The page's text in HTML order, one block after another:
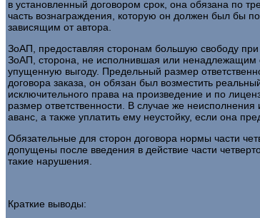
в установленный договором срок, она обязана по
часть вознаграждения, которую он должен был бы
зависящим от автора.
ЗоАП, предоставляя сторонам большую свободу при
ЗоАП, сторона, не исполнившая или ненадлежащим
упущенную выгоду. Предельный размер
договора заказа, он обязан был возместить
исключительного права на произведение и по
размер ответственности. В случае же неисполнения
аванс, а также уплатить ему неустойку, если она
Обязательные для сторон договора нормы части
допущены после введения в действие части
такие нарушения.
Краткие выводы: